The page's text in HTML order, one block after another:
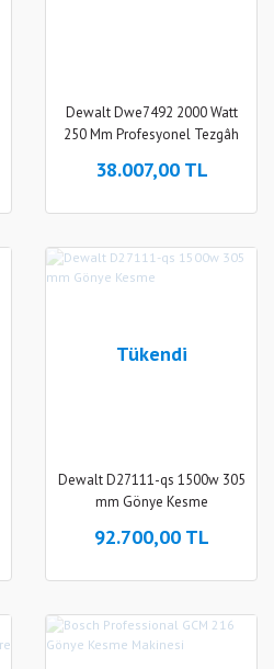
Dewalt Dwe7492 2000 Watt
250 Mm Profesyonel Tezgâh
38.007,00 TL
Tükendi
Dewalt D27111-qs 1500w 305
mm Gönye Kesme
92.700,00 TL